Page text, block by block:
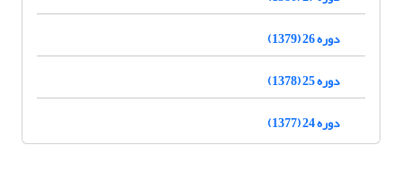
دوره 26 (1379)
دوره 25 (1378)
دوره 24 (1377)